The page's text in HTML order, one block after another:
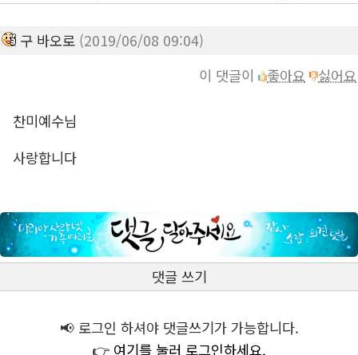
구 바오로 (2019/06/08 09:04)
이 댓글이
좋아요 싫어요
찬미예수님
사랑합니다
댓글 쓰기
📢 로그인 하셔야 댓글쓰기가 가능합니다.
👉 여기를 눌러 로그인하세요.